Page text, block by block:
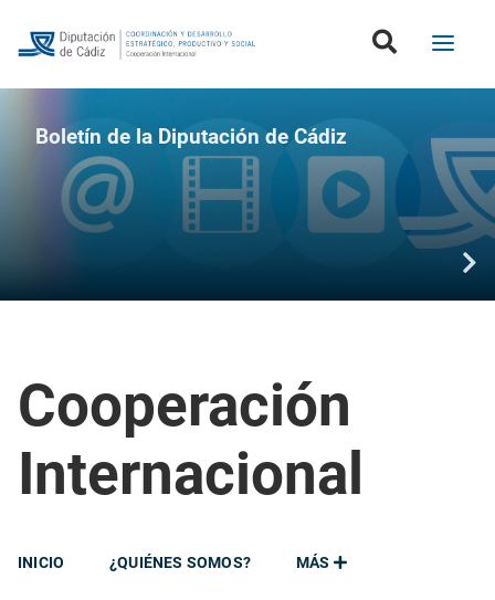
Boletín de la Diputación de Cádiz
Cooperación
Internacional
MÁS
INICIO ¿QUIÉNES SOMOS?